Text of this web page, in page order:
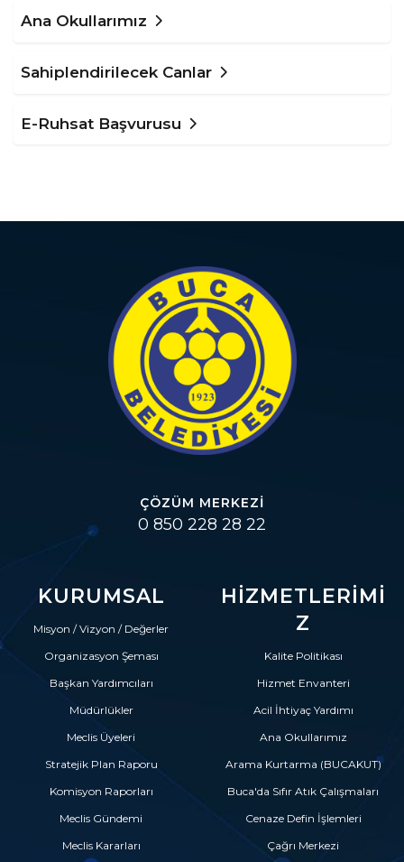
Ana Okullarımız
Sahiplendirilecek Canlar
E-Ruhsat Başvurusu
ÇÖZÜM MERKEZI
0 850 228 28 22
KURUMSAL
Misyon / Vizyon / Değerler
Organizasyon Şeması
Başkan Yardımcıları
Müdürlükler
Meclis Üyeleri
Stratejik Plan Raporu
Komisyon Raporları
Meclis Gündemi
Meclis Kararları
HIZMETLERIMI
Z
Kalite Politikası
Hizmet Envanteri
Acil İhtiyaç Yardımı
Ana Okullarımız
Arama Kurtarma (BUCAKUT)
Buca'da Sıfır Atık Çalışmaları
Cenaze Defin İşlemleri
Çağrı Merkezi